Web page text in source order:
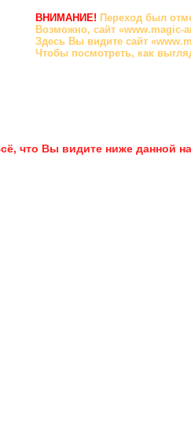
что Вы видите ниже данной
ВНИМАНИЕ! Переход был
Возможно, сайт «www.magic-
Здесь Вы видите сайт
Чтобы посмотреть, как